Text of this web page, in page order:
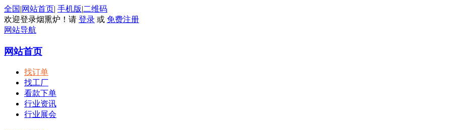
全国|网站首页| 手机版|二维码
欢迎登录烟熏炉！请 登录 或 免费注册
网站导航
网站首页
找订单
找工厂
看款下单
行业资讯
行业展会